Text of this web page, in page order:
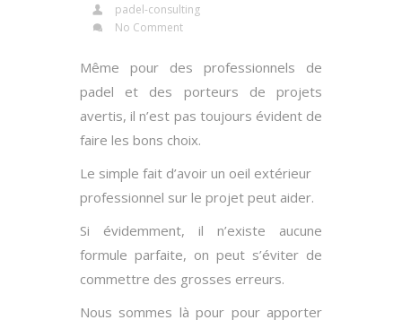
padel-consulting
No Comment
Même pour des professionnels de
padel et des porteurs de projets
avertis, il n’est pas toujours évident de
faire les bons choix.
Le simple fait d’avoir un oeil extérieur
professionnel sur le projet peut aider.
Si évidemment, il n’existe aucune
formule parfaite, on peut s’éviter de
commettre des grosses erreurs.
Nous sommes là pour pour apporter